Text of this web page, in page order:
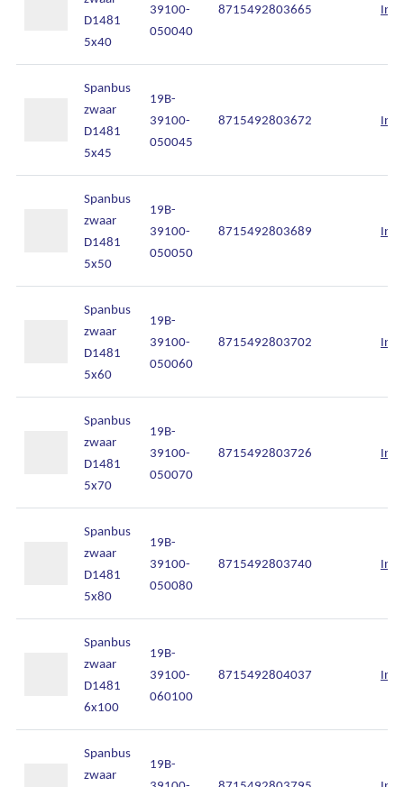
Algemene voorwaarden
Disclaimer
Privacy
D1481
5x40
39100-
050040
8715492803665
Spanbus
zwaar
D1481
5x45
19B-
39100-
050045
8715492803672
Spanbus
zwaar
D1481
5x50
19B-
39100-
050050
8715492803689
Spanbus
zwaar
D1481
5x60
19B-
39100-
050060
8715492803702
Spanbus
zwaar
D1481
5x70
19B-
39100-
050070
8715492803726
Spanbus
zwaar
D1481
5x80
19B-
39100-
050080
8715492803740
Spanbus
zwaar
D1481
6x100
19B-
39100-
060100
8715492804037
Spanbus
zwaar
19B-